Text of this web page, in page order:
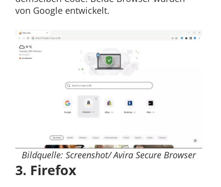
von Google entwickelt.
Bildquelle: Screenshot/ Avira Secure Browser
3. Firefox